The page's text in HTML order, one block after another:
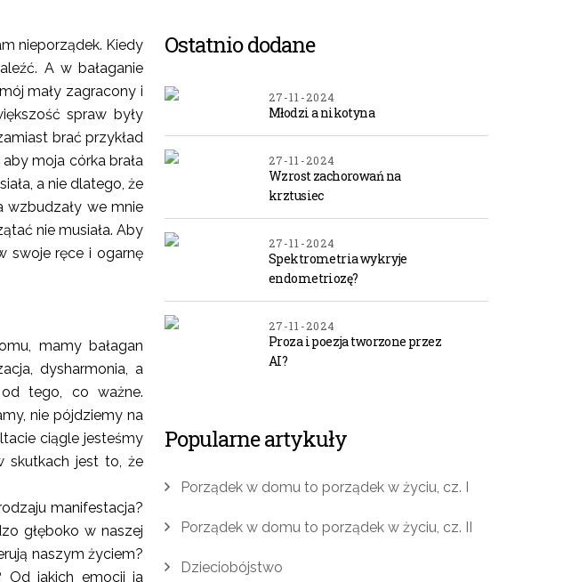
nieporządek. Kiedy
A w bałaganie
mały zagracony i
spraw były
brać przykład
moja córka brała
a nie dlatego, że
wzbudzały we mnie
nie musiała. Aby
swoje ręce i ogarnę
mamy bałagan
dysharmonia, a
tego, co ważne.
nie pójdziemy na
ciągle jesteśmy
skutkach jest to, że
manifestacja?
głęboko w naszej
naszym życiem?
Od jakich emocji ja
Ostatnio dodane
27-11-2024
Młodzi a nikotyna
27-11-2024
Wzrost zachorowań na
krztusiec
27-11-2024
Spektrometria wykryje
endometriozę?
27-11-2024
Proza i poezja tworzone przez
AI?
Popularne artykuły
Porządek w domu to porządek w życiu, cz. I
Porządek w domu to porządek w życiu, cz. II
Dzieciobójstwo